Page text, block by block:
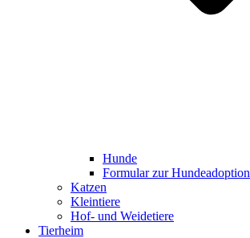
Hunde
Formular zur Hundeadoption
Katzen
Kleintiere
Hof- und Weidetiere
Tierheim